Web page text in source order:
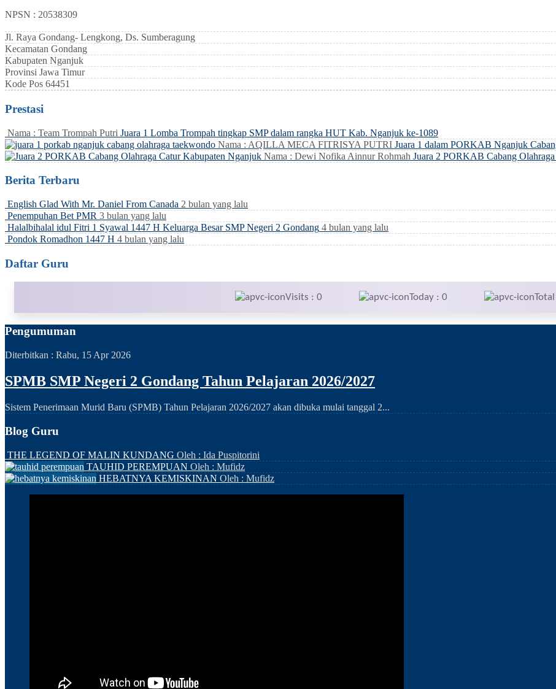
NPSN : 20538309
Jl. Raya Gondang- Lengkong, Ds. Sumberagung
Kecamatan Gondang
Kabupaten Nganjuk
Provinsi Jawa Timur
Kode Pos 64451
Prestasi
Nama : Team Trompah Putri Juara 1 Lomba Trompah tingkap SMP dalam rangka HUT Kab. Nganjuk ke-1089
Nama : AQILLA MECA FITRISYA PUTRI Juara 1 dalam PORKAB Nganjuk
Nama : Dewi Nofika Ainnur Rohmah Juara 2 PORKAB Cabang
Berita Terbaru
English Glad With Mr. Daniel From Canada 2 bulan yang lalu
Penempuhan Bet PMR 3 bulan yang lalu
Halalbihalal idul Fitri 1 Syawal 1447 H Keluarga Besar SMP Negeri 2 Gondang 4 bulan yang lalu
Pondok Romadhon 1447 H 4 bulan yang lalu
Daftar Guru
Visits : 0 Today : 0
Pengumuman
Diterbitkan : Rabu, 15 Apr 2026
SPMB SMP Negeri 2 Gondang Tahun Pelajaran 2026/2027
Sistem Penerimaan Murid Baru (SPMB) Tahun Pelajaran 2026/2027 akan dibuka mulai tanggal 2...
Blog Guru
THE LEGEND OF MALIN KUNDANG Oleh : Ida Puspitorini
TAUHID PEREMPUAN Oleh : Mufidz
HEBATNYA KEMISKINAN Oleh : Mufidz